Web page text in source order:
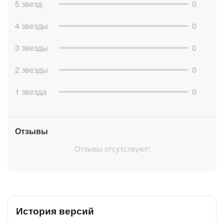
5 звезд
0
4 звезды
0
3 звезды
0
2 звезды
0
1 звезда
0
Отзывы
Отзывы отсутствуют!
История версий